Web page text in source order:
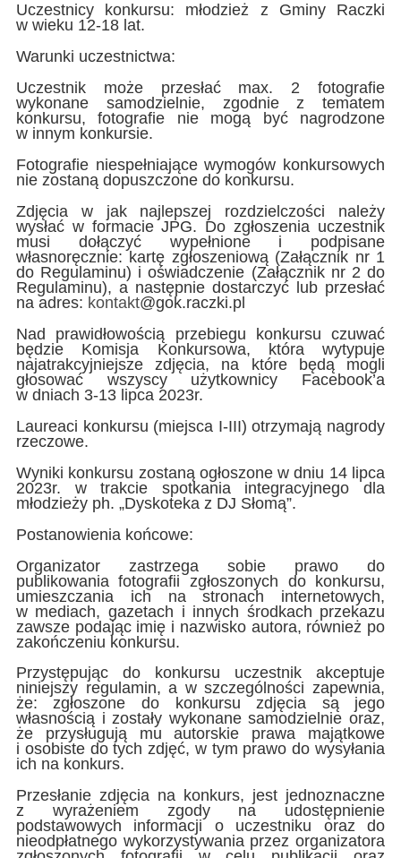
Uczestnicy konkursu: młodzież z Gminy Raczki
w wieku 12-18 lat.
Warunki uczestnictwa:
Uczestnik może przesłać max. 2 fotografie
wykonane samodzielnie, zgodnie z tematem
konkursu, fotografie nie mogą być nagrodzone
w innym konkursie.
Fotografie niespełniające wymogów konkursowych
nie zostaną dopuszczone do konkursu.
Zdjęcia w jak najlepszej rozdzielczości należy
wysłać w formacie JPG. Do zgłoszenia uczestnik
musi dołączyć wypełnione i podpisane
własnoręcznie: kartę zgłoszeniową (Załącznik nr 1
do Regulaminu) i oświadczenie (Załącznik nr 2 do
Regulaminu), a następnie dostarczyć lub przesłać
na adres: kontakt@gok.raczki.pl
Nad prawidłowością przebiegu konkursu czuwać
będzie Komisja Konkursowa, która wytypuje
najatrakcyjniejsze zdjęcia, na które będą mogli
głosować wszyscy użytkownicy Facebook’a
w dniach 3-13 lipca 2023r.
Laureaci konkursu (miejsca I-III) otrzymają nagrody
rzeczowe.
Wyniki konkursu zostaną ogłoszone w dniu 14 lipca
2023r. w trakcie spotkania integracyjnego dla
młodzieży ph. „Dyskoteka z DJ Słomą”.
Postanowienia końcowe:
Organizator zastrzega sobie prawo do
publikowania fotografii zgłoszonych do konkursu,
umieszczania ich na stronach internetowych,
w mediach, gazetach i innych środkach przekazu
zawsze podając imię i nazwisko autora, również po
zakończeniu konkursu.
Przystępując do konkursu uczestnik akceptuje
niniejszy regulamin, a w szczególności zapewnia,
że: zgłoszone do konkursu zdjęcia są jego
własnością i zostały wykonane samodzielnie oraz,
że przysługują mu autorskie prawa majątkowe
i osobiste do tych zdjęć, w tym prawo do wysyłania
ich na konkurs.
Przesłanie zdjęcia na konkurs, jest jednoznaczne
z wyrażeniem zgody na udostępnienie
podstawowych informacji o uczestniku oraz do
nieodpłatnego wykorzystywania przez organizatora